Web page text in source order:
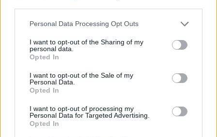
Personal Data Processing Opt Outs
I want to opt-out of the Sharing of my
personal data.
Opted In
I want to opt-out of the Sale of my
Personal Data.
Opted In
I want to opt-out of processing my
Personal Data for Targeted Advertising.
Opted In
no final do mês
CIDADE HOJE 18 DE FEVEREIRO, 2022 0
Notícias Populares